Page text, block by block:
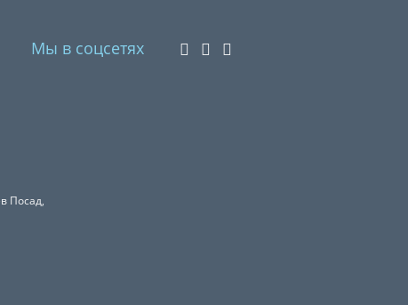
Мы в соцсетях
Посад,